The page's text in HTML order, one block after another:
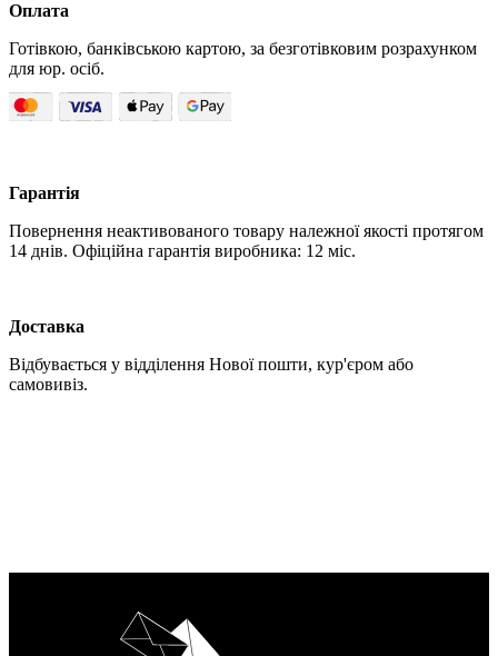
Оплата
Готівкою, банківською картою, за безготівковим розрахунком
для юр. осіб.
Гарантія
Повернення неактивованого товару належної якості протягом
14 днів. Офіційна гарантія виробника: 12 міс.
Доставка
Відбувається у відділення Нової пошти, кур'єром або
самовивіз.